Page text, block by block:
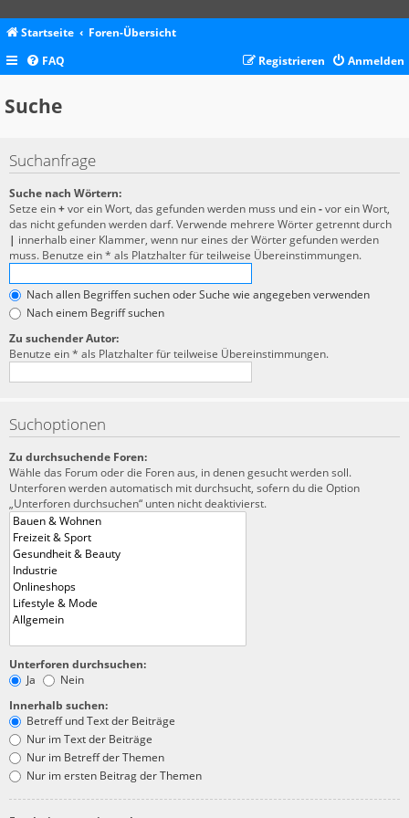
Startseite
Foren-Übersicht
FAQ
Anmelden
Registrieren
Suche
Suchanfrage
Suche nach Wörtern:
Setze ein+vor ein Wort, das gefunden werden muss und ein-vor ein Wort,
das nicht gefunden werden darf. Verwende mehrere Wörter getrennt durch
| innerhalb einer Klammer, wenn nur eines der Wörter gefunden werden
muss. Benutze ein * als Platzhalter für teilweise Übereinstimmungen.
Nach allen Begriffen suchen oder Suche wie angegeben verwenden
Nach einem Begriff suchen
Zu suchender Autor:
Benutze ein * als Platzhalter für teilweise Übereinstimmungen.
Suchoptionen
Zu durchsuchende Foren:
Wähle das Forum oder die Foren aus, in denen gesucht werden soll.
Unterforen werden automatisch mit durchsucht, sofern du die Option
„Unterforen durchsuchen“ unten nicht deaktivierst.
Unterforen durchsuchen:
Ja
Nein
Innerhalb suchen:
Betreff und Text der Beiträge
Nur im Text der Beiträge
Nur im Betreff der Themen
Nur im ersten Beitrag der Themen